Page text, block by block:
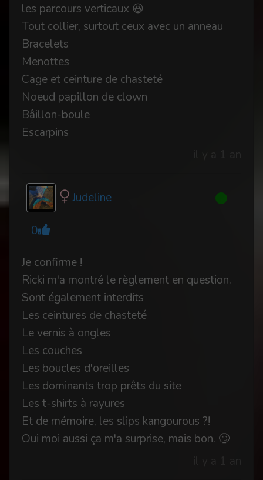
les parcours verticaux 😆
Tout collier, surtout ceux avec un anneau
Bracelets
Menottes
Cage et ceinture de chasteté
Noeud papillon de clown
Bâillon-boule
Escarpins
Judeline
0
Je confirme !
Ricki m'a montré le règlement en question.
Sont également interdits
Les ceintures de chasteté
Le vernis à ongles
Les couches
Les boucles d'oreilles
Les dominants trop prêts du site
Les t-shirts à rayures
Et de mémoire, les slips kangourous ?!
Oui moi aussi ça m'a surprise, mais bon. 🙄